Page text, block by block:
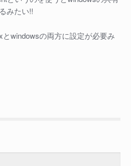
みたい!!
windowsの両方に設定が必要み